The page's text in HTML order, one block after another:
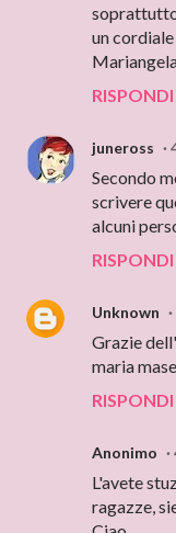
un
RISPONDI
juneross
Secondo
scrivere
alcuni
RISPONDI
Unknown
Grazie
maria
RISPONDI
Anonimo
L'avete
ragazze,